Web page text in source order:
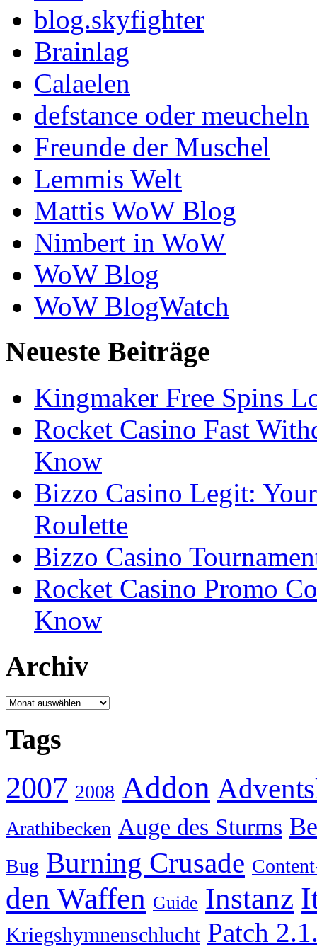
blog.skyfighter
Brainlag
Calaelen
defstance oder meucheln
Freunde der Muschel
Lemmis Welt
Mattis WoW Blog
Nimbert in WoW
WoW Blog
WoW BlogWatch
Neueste Beiträge
Kingmaker Free Spins
Rocket Casino Fast
Know
Bizzo Casino Legit:
Roulette
Bizzo Casino
Rocket Casino Promo
Know
Archiv
Archiv
Tags
2007 2008 Addon
Arathibecken Auge des Sturms
Bug Burning Crusade
den Waffen Guide Instanz
Kriegshymnenschlucht Patch